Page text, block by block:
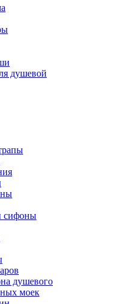
душевой
сифоны
душевого
моек